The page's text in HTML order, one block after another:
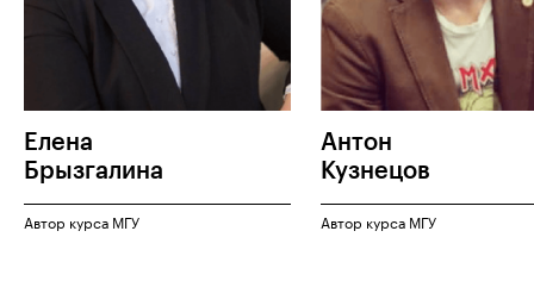
Елена
Брызгалина
Автор курса МГУ
Антон
Кузнецов
Автор курса МГУ